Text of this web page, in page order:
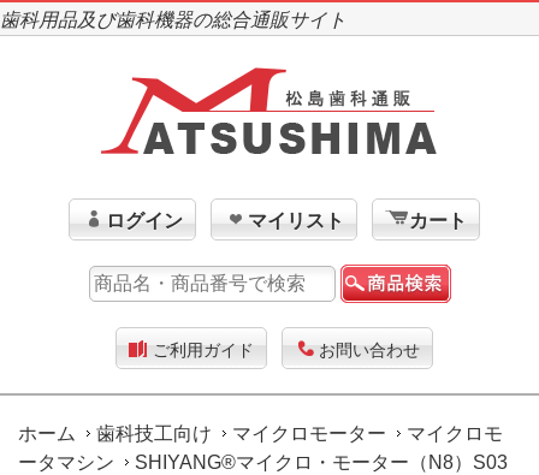
歯科用品及び歯科機器の総合通販サイト
ログイン マイリスト カート
ご利用ガイド お問い合わせ
ホーム 歯科技工向け マイクロモーター
マイクロモ
ータマシン
SHIYANG®マイクロ・モーター（N8）S03